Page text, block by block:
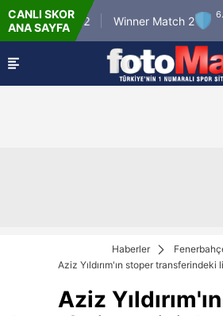
CANLI SKOR
ANA SAYFA
Match 12 Winner Match 2
Haberler
Aziz Yıldırım'ın stoper transferindeki
Aziz